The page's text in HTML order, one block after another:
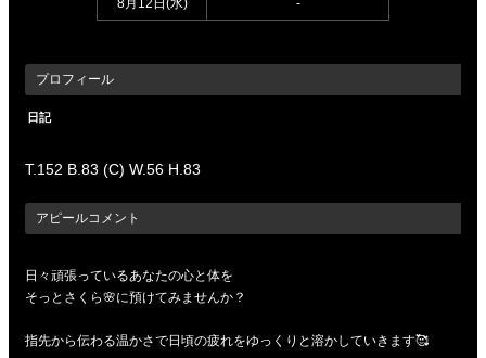
プロフィール
日記
T.152 B.83 (C) W.56 H.83
アピールコメント
日々頑張っているあなたの心と体を
そっとさくら🌸に預けてみませんか？
指先から伝わる温かさで日頃の疲れをゆっくりと溶かしていきます🥰